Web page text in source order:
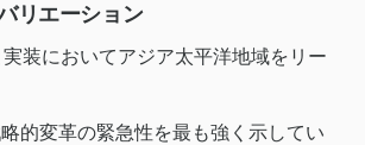
リエーション
装においてアジア太平洋地域をリー
的変革の緊急性を最も強く示してい